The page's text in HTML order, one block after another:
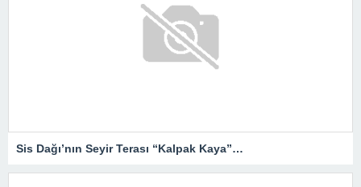
Sis Dağı’nın Seyir Terası “Kalpak Kaya”…